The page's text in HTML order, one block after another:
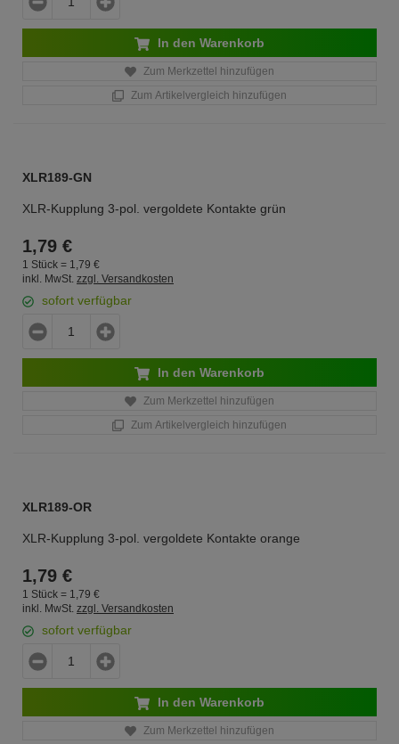
In den Warenkorb
Zum Merkzettel hinzufügen
Zum Artikelvergleich hinzufügen
XLR189-GN
XLR-Kupplung 3-pol. vergoldete Kontakte grün
1,79 €
1 Stück = 1, 79 €
inkl. MwSt. zzgl. Versandkosten
sofort verfügbar
In den Warenkorb
Zum Merkzettel hinzufügen
Zum Artikelvergleich hinzufügen
XLR189-OR
XLR-Kupplung 3-pol. vergoldete Kontakte orange
1,79 €
1 Stück = 1, 79 €
inkl. MwSt. zzgl. Versandkosten
sofort verfügbar
In den Warenkorb
Zum Merkzettel hinzufügen